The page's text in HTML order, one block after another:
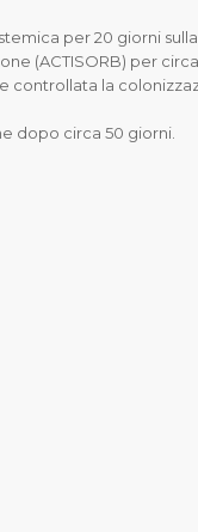
per 20 giorni
(ACTISORB) per circa
controllata la
dopo circa 50 giorni.